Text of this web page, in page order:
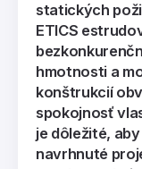
statických
ETICS
hmotnosti a
konštrukcií
spokojnosť
je dôležité,
navrhnuté